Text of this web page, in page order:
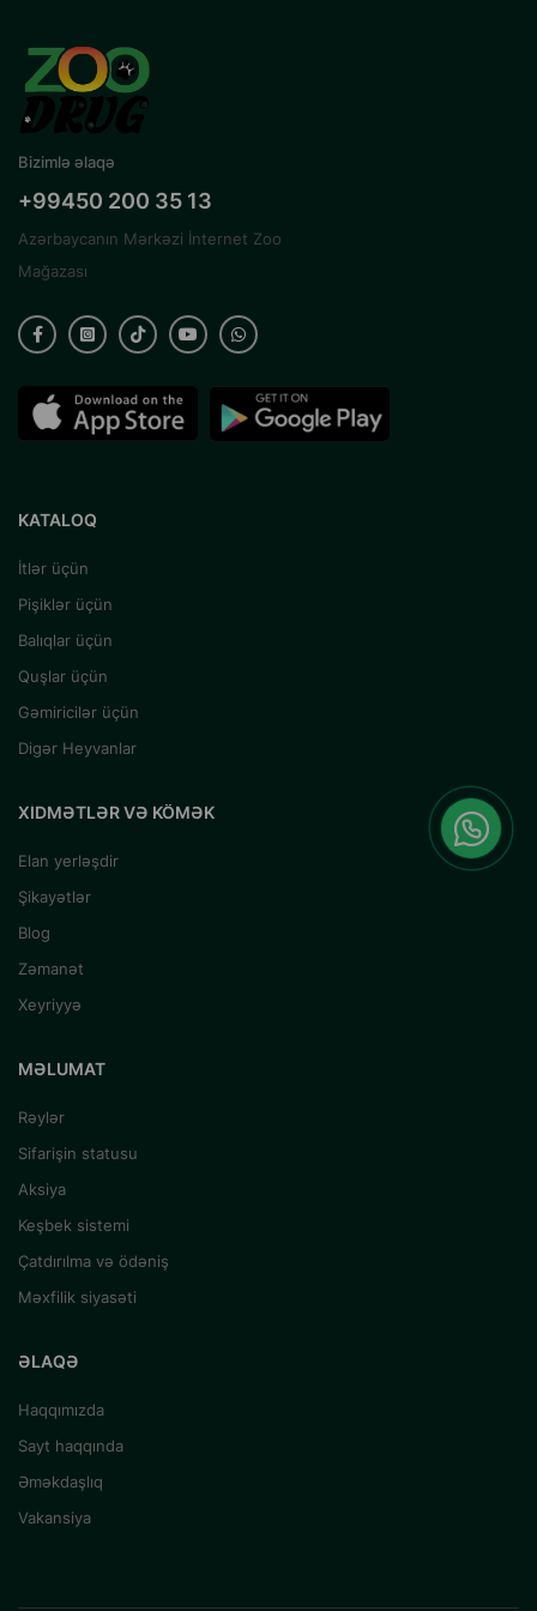
Bizimlə əlaqə
+99450 200 35 13
Azərbaycanın Mərkəzi İnternet Zoo
Mağazası
KATALOQ
İtlər üçün
Pişiklər üçün
Balıqlar üçün
Quşlar üçün
Gəmiricilər üçün
Digər Heyvanlar
XIDMƏTLƏR VƏ KÖMƏK
Elan yerləşdir
Şikayətlər
Blog
Zəmanət
Xeyriyyə
MƏLUMAT
Rəylər
Sifarişin statusu
Aksiya
Keşbek sistemi
Çatdırılma və ödəniş
Məxfilik siyasəti
ƏLAQƏ
Haqqımızda
Sayt haqqında
Əməkdaşlıq
Vakansiya